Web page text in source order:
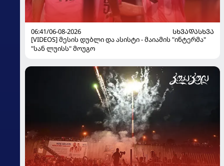
06:41/06-08-2026
ᲡᲮᲕᲐᲓᲐᲡᲮᲕᲐ
[VIDEOS] მესის დუბლი და ასისტი - მაიამის "ინტერმა"
"სან ლუისს" მოუგო